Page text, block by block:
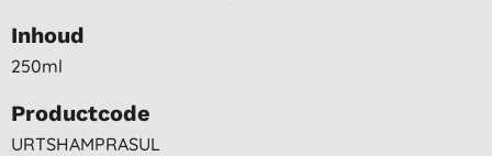
Inhoud
250ml
Productcode
URTSHAMPRASUL